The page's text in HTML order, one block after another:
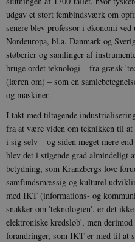
udgav et stort fembindsværk om
senere blev professor i økonomi
Nordeuropa, bl.a. Danmark og
støberier og samlinger af
bruge ordet teknologi – fra græsk
(læren om) – som en
og maskiner.
I takt med tiltagende
fra at være viden om teknikken til
i sig selv – og siden meget mere
blev det i stigende grad almindeligt
betydning, som Kranzbergs love
samfundsmæssig og kulturel
med IKT (informations- og
snakker om 'teknologien', er det
elektroniske kredsløb', men
forandringer, som IKT er med til at